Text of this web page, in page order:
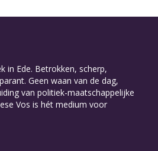
in Ede. Betrokken, scherp,
Geen waan van de dag,
van politiek-maatschappelijke
Vos is hét medium voor